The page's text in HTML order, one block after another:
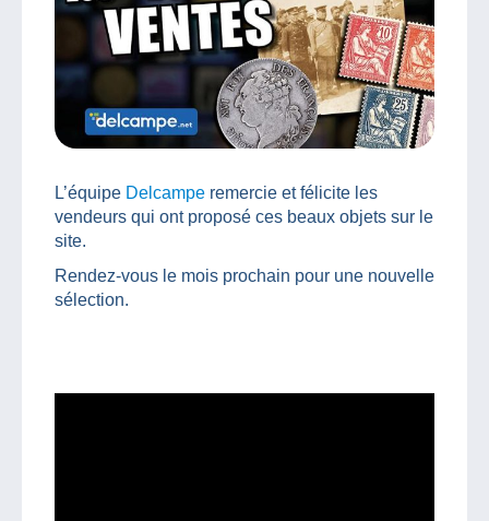
L’équipe Delcampe remercie et félicite les
vendeurs qui ont proposé ces beaux objets sur le
site.
Rendez-vous le mois prochain pour une nouvelle
sélection.